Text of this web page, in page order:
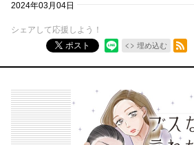
2024年03月04日
シェアして応援しよう！
ポスト
埋め込む
RSSフィード